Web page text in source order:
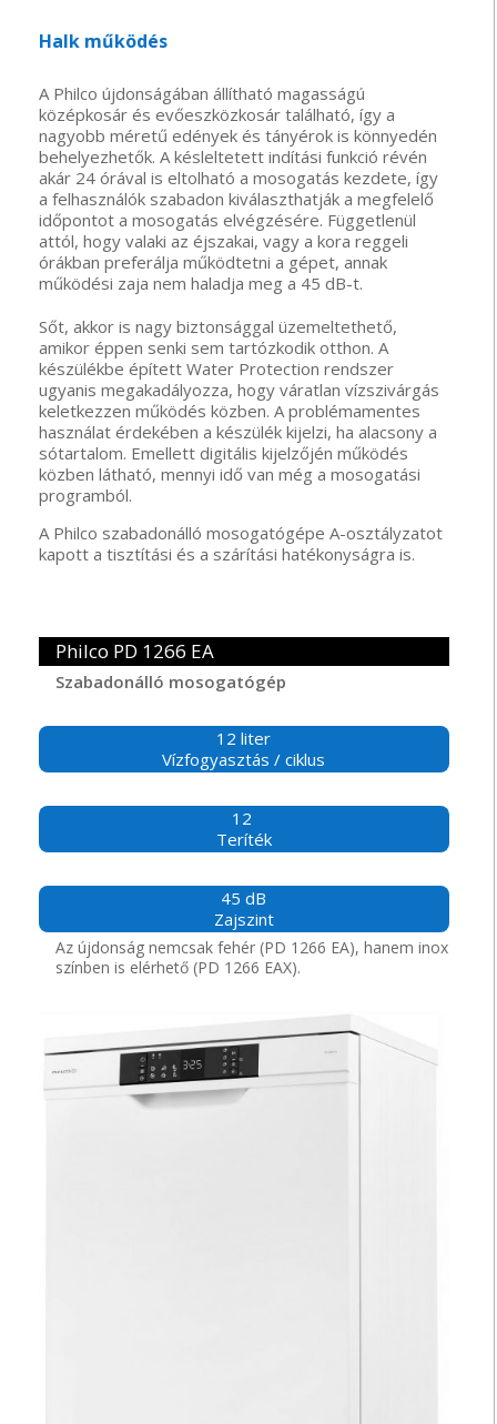
Halk működés
A Philco újdonságában állítható magasságú
középkosár és evőeszközkosár található, így a
nagyobb méretű edények és tányérok is könnyedén
behelyezhetők. A késleltetett indítási funkció révén
akár 24 órával is eltolható a mosogatás kezdete, így
a felhasználók szabadon kiválaszthatják a megfelelő
időpontot a mosogatás elvégzésére. Függetlenül
attól, hogy valaki az éjszakai, vagy a kora reggeli
órákban preferálja működtetni a gépet, annak
működési zaja nem haladja meg a 45 dB-t.
Sőt, akkor is nagy biztonsággal üzemeltethető,
amikor éppen senki sem tartózkodik otthon. A
készülékbe épített Water Protection rendszer
ugyanis megakadályozza, hogy váratlan vízszivárgás
keletkezzen működés közben. A problémamentes
használat érdekében a készülék kijelzi, ha alacsony a
sótartalom. Emellett digitális kijelzőjén működés
közben látható, mennyi idő van még a mosogatási
programból.
A Philco szabadonálló mosogatógépe A-osztályzatot
kapott a tisztítási és a szárítási hatékonyságra is.
Philco PD 1266 EA
Szabadonálló mosogatógép
12 liter
Vízfogyasztás / ciklus
12
Teríték
45 dB
Zajszint
Az újdonság nemcsak fehér (PD 1266 EA), hanem inox
színben is elérhető (PD 1266 EAX).